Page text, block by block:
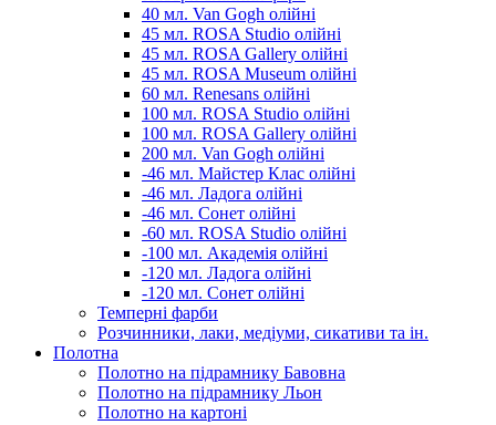
40 мл. Van Gogh олійні
45 мл. ROSA Studio олійні
45 мл. ROSA Gallery олійні
45 мл. ROSA Museum олійні
60 мл. Renesans олійні
100 мл. ROSA Studio олійні
100 мл. ROSA Gallery олійні
200 мл. Van Gogh олійні
-46 мл. Майстер Клас олійні
-46 мл. Ладога олійні
-46 мл. Сонет олійні
-60 мл. ROSA Studio олійні
-100 мл. Академія олійні
-120 мл. Ладога олійні
-120 мл. Сонет олійні
Темперні фарби
Розчинники, лаки, медіуми, сикативи та ін.
Полотна
Полотно на підрамнику Бавовна
Полотно на підрамнику Льон
Полотно на картоні